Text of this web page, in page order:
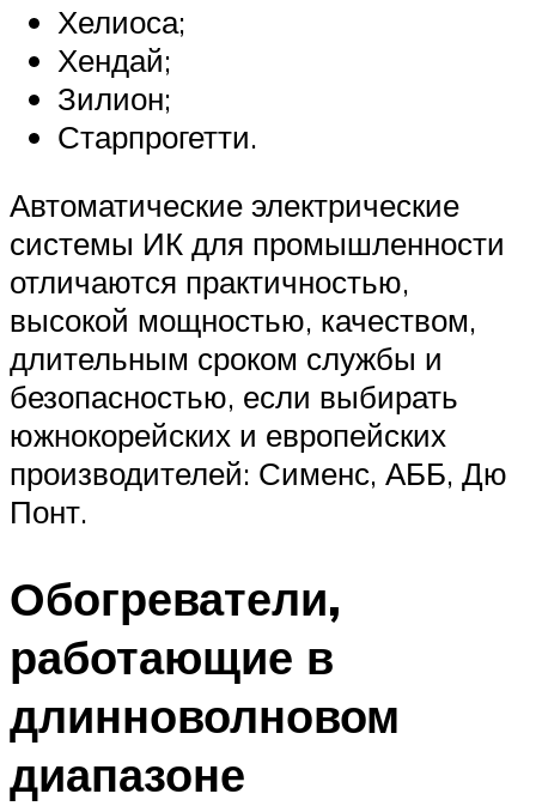
Хелиоса;
Хендай;
Зилион;
Старпрогетти.
Автоматические электрические
системы ИК для промышленности
отличаются практичностью,
высокой мощностью, качеством,
длительным сроком службы и
безопасностью, если выбирать
южнокорейских и европейских
производителей: Сименс, АББ, Дю
Понт.
Обогреватели,
работающие в
длинноволновом
диапазоне